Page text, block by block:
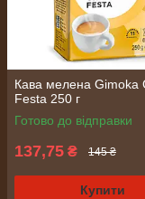
Кава мелена Gimoka
Festa 250 г
Готово до відправки
137,75 ₴ 145 ₴
Купити